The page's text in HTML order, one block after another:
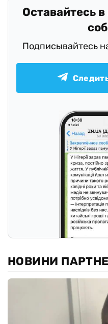
Оставайтесь
Подписывайтесь